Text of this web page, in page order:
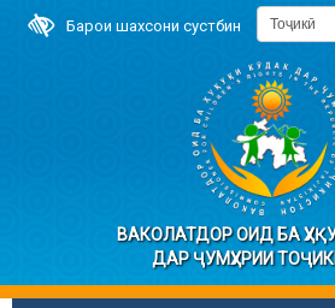
Барои шахсони сустбин
ВАКОЛАТДОР ОИД БА
ДАР ҶУМҲУРИИ